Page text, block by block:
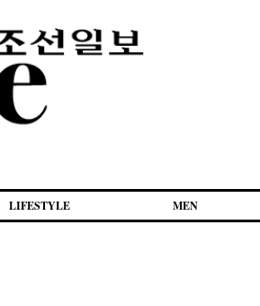
LIFESTYLE MEN